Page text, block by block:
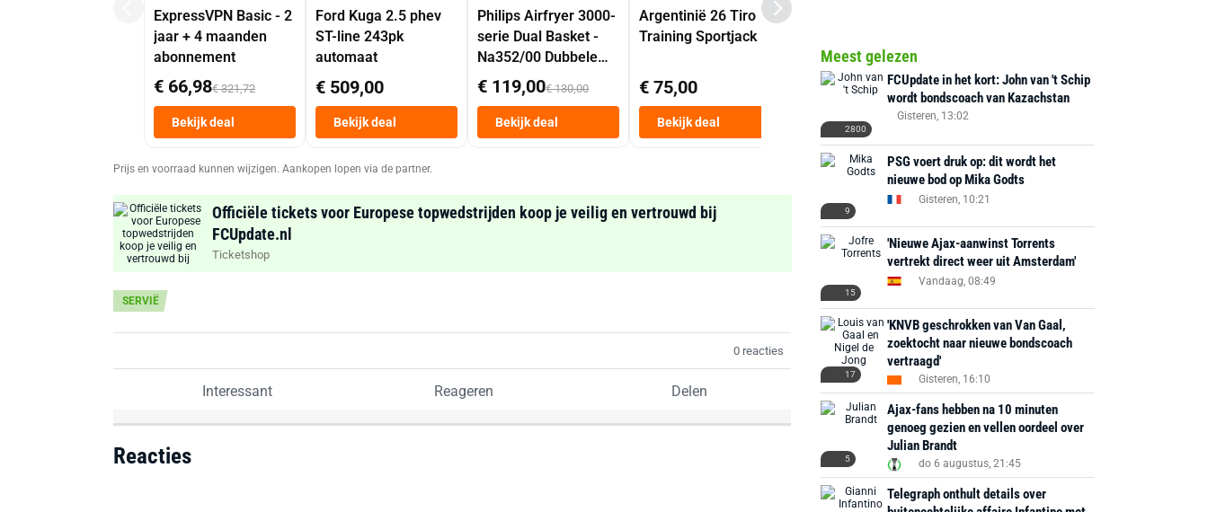
ExpressVPN Basic - 2
jaar + 4 maanden
abonnement
€ 66,98€ 321,72
Bekijk deal
Ford Kuga 2.5 phev
ST-line 243pk
automaat
€ 509,00
Bekijk deal
Philips Airfryer 3000-
serie Dual Basket -
Na352/00 Dubbele
Mand 9 L Tot 6
Personen
Heteluchtfriteuse
Zwart
€ 119,00€ 130,00
Bekijk deal
Argentinië 26 Tiro
Training Sportjack
€ 75,00
Bekijk deal
€ 29,99
Bekijk deal
€ 78,00€ 130,00
Prijs en voorraad kunnen wijzigen. Aankopen lopen via de partner.
Officiële tickets voor Europese topwedstrijden koop je veilig en vertrouwd bij
FCUpdate.nl
Ticketshop
SERVIË
0 reacties
Interessant Reageren Delen
Reacties
Meest gelezen
2800
FCUpdate in het kort: John van 't Schip
wordt bondscoach van Kazachstan
Gisteren, 13:02
9
PSG voert druk op: dit wordt het
nieuwe bod op Mika Godts
Gisteren, 10:21
15
'Nieuwe Ajax-aanwinst Torrents
vertrekt direct weer uit Amsterdam'
Vandaag, 08:49
17
'KNVB geschrokken van Van Gaal,
zoektocht naar nieuwe bondscoach
vertraagd'
Gisteren, 16:10
5
Ajax-fans hebben na 10 minuten
genoeg gezien en vellen oordeel over
Julian Brandt
do 6 augustus, 21:45
Telegraph onthult details over